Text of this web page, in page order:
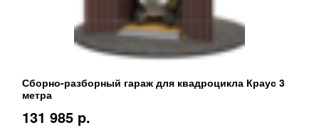
Сборно-разборный гараж для квадроцикла Краус 3
метра
131 985 p.